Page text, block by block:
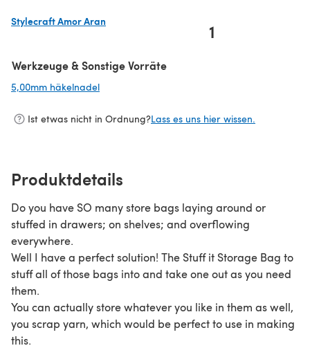
Stylecraft Amor Aran
1
Werkzeuge & Sonstige Vorräte
5,00mm häkelnadel
Ist etwas nicht in Ordnung?Lass es uns hier wissen.
Produktdetails
Do you have SO many store bags laying around or
stuffed in drawers; on shelves; and overflowing
everywhere.
Well I have a perfect solution! The Stuff it Storage Bag to
stuff all of those bags into and take one out as you need
them.
You can actually store whatever you like in them as well,
you scrap yarn, which would be perfect to use in making
this.